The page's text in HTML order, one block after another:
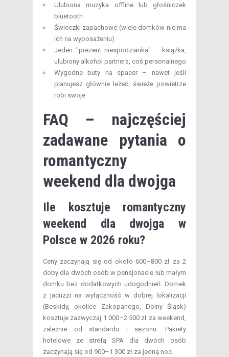
Ulubiona muzyka offline lub głośniczek
bluetooth
Świeczki zapachowe (wiele domków nie ma
ich na wyposażeniu)
Jeden "prezent niespodzianka" – książka,
ulubiony alkohol partnera, coś personalnego
Wygodne buty na spacer – nawet jeśli
planujesz głównie leżeć, świeże powietrze
robi swoje
FAQ – najczęściej
zadawane pytania o
romantyczny
weekend dla dwojga
Ile kosztuje romantyczny
weekend dla dwojga w
Polsce w 2026 roku?
Ceny zaczynają się od około 600–800 zł za 2
doby dla dwóch osób w pensjonacie lub małym
domku bez dodatkowych udogodnień. Domek
z jacuzzi na wyłączność w dobrej lokalizacji
(Beskidy, okolice Zakopanego, Dolny Śląsk)
kosztuje zazwyczaj 1 000–2 500 zł za weekend,
zależnie od standardu i sezonu. Pakiety
hotelowe ze strefą SPA dla dwóch osób
zaczynają się od 900–1 300 zł za jedną noc.